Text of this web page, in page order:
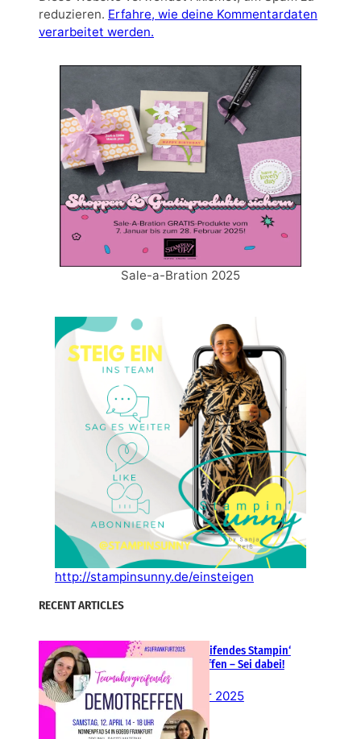
reduzieren. Erfahre, wie deine Kommentardaten
verarbeitet werden.
Sale-a-Bration 2025
http://stampinsunny.de/einsteigen
RECENT ARTICLES
Teamübergreifendes Stampin‘
Up! Demotreffen – Sei dabei!
26. Februar 2025